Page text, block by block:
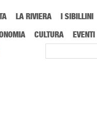
LA RIVIERA I SIBILLINI
CULTURA EVENTI